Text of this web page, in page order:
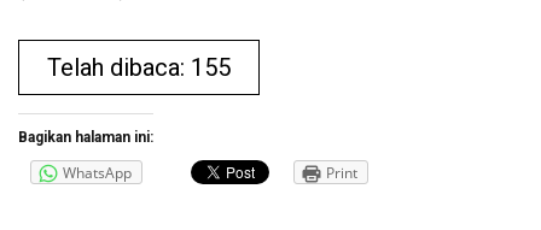
Telah dibaca: 155
Bagikan halaman ini:
WhatsApp Print